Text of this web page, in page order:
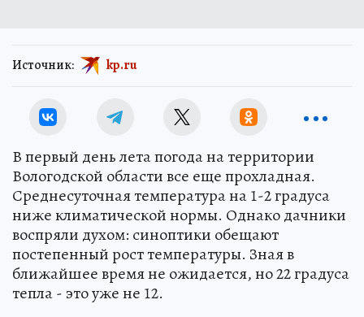
Источник: kp.ru
В первый день лета погода на территории
Вологодской области все еще прохладная.
Среднесуточная температура на 1-2 градуса
ниже климатической нормы. Однако дачники
воспряли духом: синоптики обещают
постепенный рост температуры. Зная в
ближайшее время не ожидается, но 22 градуса
тепла - это уже не 12.